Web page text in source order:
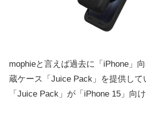
mophieと言えば過去に「iPhone」
蔵ケース「Juice Pack」を提供して
「Juice Pack」が「iPhone 15」向